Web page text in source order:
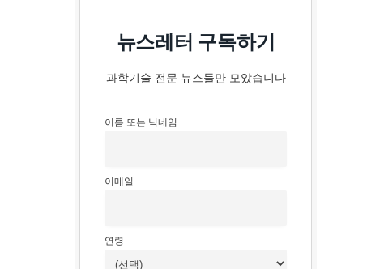
뉴스레터 구독하기
과학기술 전문 뉴스들만 모았습니다
이름 또는 닉네임
이메일
연령